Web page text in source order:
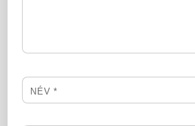
NÉV *